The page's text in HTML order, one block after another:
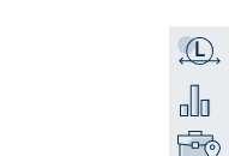
L
Găsiți